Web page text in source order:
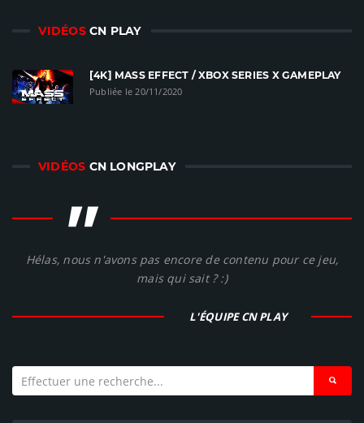
VIDÉOSCN PLAY
[4K] MASS EFFECT / XBOX SERIES X GAMEPLAY
Publiée le 20/11/2020
VIDÉOS CN LONGPLAY
"
Hélas, nous n'avons pas encore de contenu pour ce jeu,
mais qui sait ? :)
L'ÉQUIPE CN PLAY